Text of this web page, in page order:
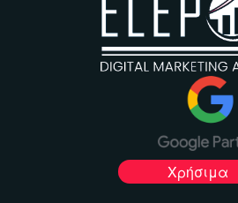
Χρήσιμα